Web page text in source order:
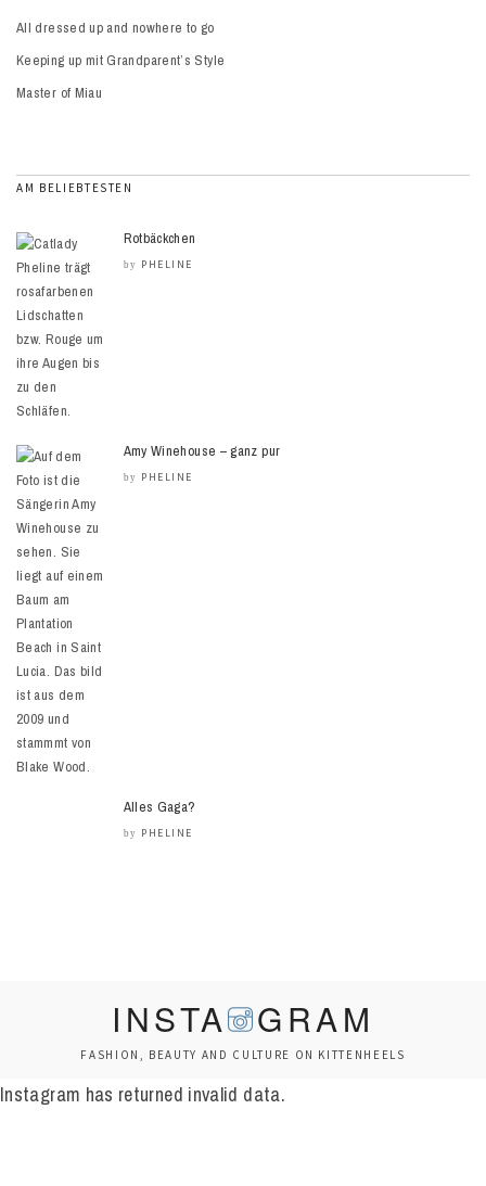
All dressed up and nowhere to go
Keeping up mit Grandparent’s Style
Master of Miau
AM BELIEBTESTEN
Rotbäckchen
by PHELINE
Amy Winehouse – ganz pur
by PHELINE
Alles Gaga?
by PHELINE
INSTA GRAM
FASHION, BEAUTY AND CULTURE ON KITTENHEELS
Instagram has returned invalid data.